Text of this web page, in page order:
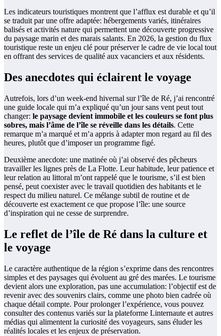
Les indicateurs touristiques montrent que l’afflux est durable et qu’il
se traduit par une offre adaptée: hébergements variés, itinéraires
balisés et activités nature qui permettent une découverte progressive
du paysage marin et des marais salants. En 2026, la gestion du flux
touristique reste un enjeu clé pour préserver le cadre de vie local tout
en offrant des services de qualité aux vacanciers et aux résidents.
Des anecdotes qui éclairent le voyage
Autrefois, lors d’un week-end hivernal sur l’île de Ré, j’ai rencontré
une guide locale qui m’a expliqué qu’un jour sans vent peut tout
changer: le paysage devient immobile et les couleurs se font plus
sobres, mais l’âme de l’île se réveille dans les détails. Cette
remarque m’a marqué et m’a appris à adapter mon regard au fil des
heures, plutôt que d’imposer un programme figé.
Deuxième anecdote: une matinée où j’ai observé des pêcheurs
travailler les lignes près de La Flotte. Leur habitude, leur patience et
leur relation au littoral m’ont rappelé que le tourisme, s’il est bien
pensé, peut coexister avec le travail quotidien des habitants et le
respect du milieu naturel. Ce mélange subtil de routine et de
découverte est exactement ce que propose l’île: une source
d’inspiration qui ne cesse de surprendre.
Le reflet de l’île de Ré dans la culture et
le voyage
Le caractère authentique de la région s’exprime dans des rencontres
simples et des paysages qui évoluent au gré des marées. Le tourisme
devient alors une exploration, pas une accumulation: l’objectif est de
revenir avec des souvenirs clairs, comme une photo bien cadrée où
chaque détail compte. Pour prolonger l’expérience, vous pouvez
consulter des contenus variés sur la plateforme Linternaute et autres
médias qui alimentent la curiosité des voyageurs, sans éluder les
réalités locales et les enjeux de préservation.